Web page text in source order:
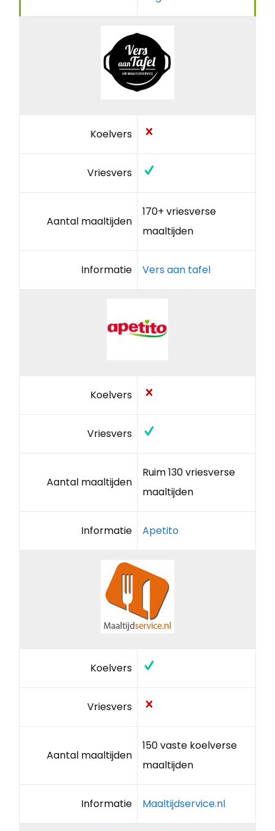
Koelvers
Vriesvers
Aantal maaltijden
170+ vriesverse
maaltijden
Informatie Vers aan tafel
Koelvers
Vriesvers
Aantal maaltijden
Ruim 130 vriesverse
maaltijden
Informatie Apetito
Koelvers
Vriesvers
Aantal maaltijden
150 vaste koelverse
maaltijden
Informatie Maaltijdservice.nl